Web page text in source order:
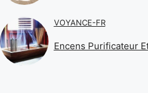
VOYANCE-FR
Encens Purificateur